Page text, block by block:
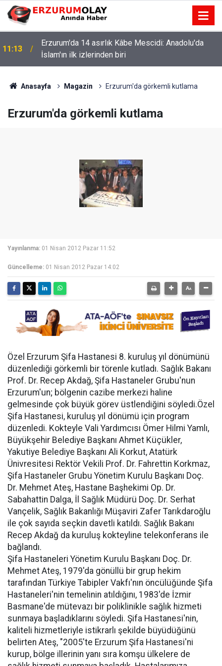
11:13
Erzurum'da 14 asırlık Kâbe Mescidi: Anadolu'da
İslam'ın ilk izlerinden biri
Anasayfa Magazin Erzurum'da görkemli kutlama
Erzurum'da görkemli kutlama
Yayınlanma: 01 Nisan 2012 Pazar 11:52
Güncelleme: 01 Nisan 2012 Pazar 14:02
Özel Erzurum Şifa Hastanesi 8. kuruluş yıl dönümünü
düzenlediği görkemli bir törenle kutladı. Sağlık Bakanı
Prof. Dr. Recep Akdağ, Şifa Hastaneler Grubu'nun
Erzurum'un; bölgenin cazibe merkezi haline
gelmesinde çok büyük görev üstlendiğini söyledi.Özel
Şifa Hastanesi, kuruluş yıl dönümü için program
düzenledi. Kokteyle Vali Yardımcısı Ömer Hilmi Yamlı,
Büyükşehir Belediye Başkanı Ahmet Küçükler,
Yakutiye Belediye Başkanı Ali Korkut, Atatürk
Ünivresitesi Rektör Vekili Prof. Dr. Fahrettin Korkmaz,
Şifa Hastaneler Grubu Yönetim Kurulu Başkanı Doç.
Dr. Mehmet Ateş, Hastane Başhekimi Op. Dr.
Sabahattin Dalga, İl Sağlık Müdürü Doç. Dr. Serhat
Vançelik, Sağlık Bakanlığı Müşaviri Zafer Tarıkdaroğlu
ile çok sayıda seçkin davetli katıldı. Sağlık Bakanı
Recep Akdağ da kuruluş kokteyline telekonferans ile
bağlandı.
Şifa Hastaneleri Yönetim Kurulu Başkanı Doç. Dr.
Mehmet Ateş, 1979'da gönüllü bir grup hekim
tarafından Türkiye Tabipler Vakfı'nın öncülüğünde Şifa
Hastaneleri'nin temelinin atıldığını, 1983'de İzmir
Basmane'de mütevazı bir poliklinikle sağlık hizmeti
sunmaya başladıklarını söyledi. Şifa Hastanesi'nin,
kaliteli hizmetleriyle istikrarlı şekilde büyüdüğünü
belirten Ateş, "2005'te Erzurum Şifa Hastanesi'ni
kurup, bölge illerinin yanı sıra komşu ülkelere de